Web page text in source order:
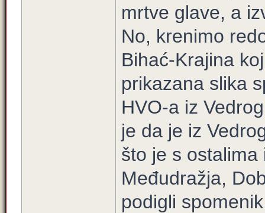
mrtve glave, a
No, krenimo
Bihać-Krajina
prikazana slika
HVO-a iz
je da je iz
što je s
Međudražja,
podigli